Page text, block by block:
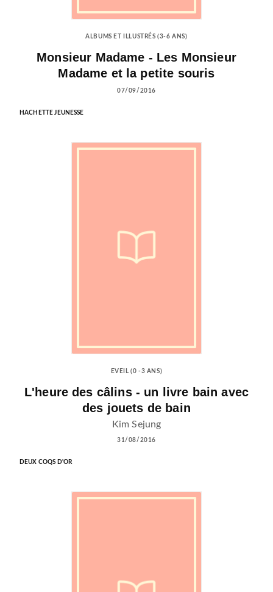
ALBUMS ET ILLUSTRÉS (3-6 ANS)
Monsieur Madame - Les Monsieur
Madame et la petite souris
07/09/2016
HACHETTE JEUNESSE
EVEIL (0 -3 ANS)
L'heure des câlins - un livre bain avec
des jouets de bain
Kim Sejung
31/08/2016
DEUX COQS D'OR